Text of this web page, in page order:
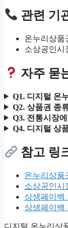
관련 기
온누리상품
소상공인시
자주 묻
Q1. 디지털 온
Q2. 상품권 종
Q3. 전통시장
Q4. 디지털 상
참고 링
온누리상품
소상공인시
상생페이백
상생페이백